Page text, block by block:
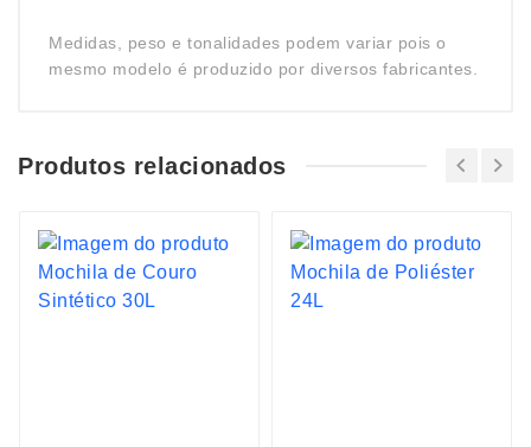
Medidas, peso e tonalidades podem variar pois o
mesmo modelo é produzido por diversos fabricantes.
Produtos relacionados